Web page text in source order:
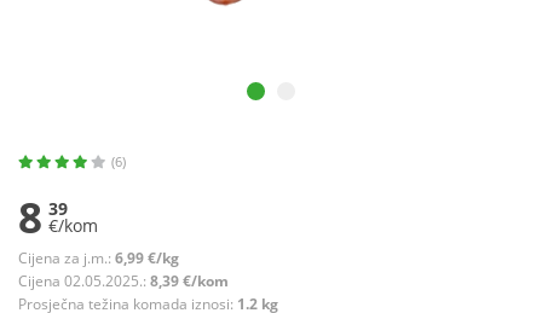
(6)
8 39
€/kom
Cijena za j.m.: 6,99 €/kg
Cijena 02.05.2025.: 8,39 €/kom
Prosječna težina komada iznosi: 1.2 kg